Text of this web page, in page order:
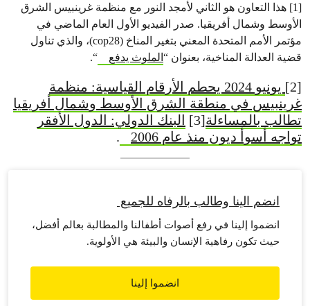
[1] هذا التعاون هو الثاني لأمجد النور مع منظمة غرينبيس الشرق
الأوسط وشمال أفريقيا. صدر الفيديو الأول العام الماضي في
مؤتمر الأمم المتحدة المعني بتغير المناخ (cop28)، والذي تناول
قضية العدالة المناخية، بعنوان “الملوث يدفع “.
[2]
يونيو 2024 يحطم الأرقام القياسية: منظمة
غرينبيس في منطقة الشرق الأوسط وشمال أفريقيا
تطالب بالمساءلة[3]
البنك الدولي: الدول الأفقر
تواجه أسوأ ديون منذ عام 2006
.
انضم الينا وطالب بالرفاه للجميع
انضموا إلينا في رفع أصوات أطفالنا والمطالبة بعالم أفضل،
حيث تكون رفاهية الإنسان والبيئة هي الأولوية.
انضموا إلينا